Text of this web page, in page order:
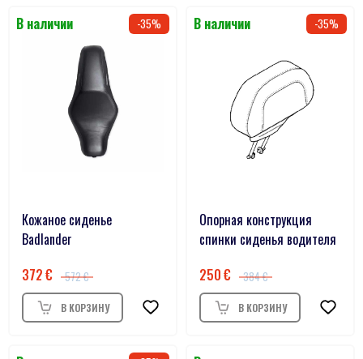
35
Кожаное сиденье
Badlander
372
572
35
Опорная конструкция
спинки сиденья водителя
250
384